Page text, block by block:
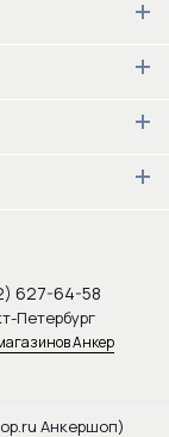
627-64-58
Петербург
Анкер
Анкершоп)